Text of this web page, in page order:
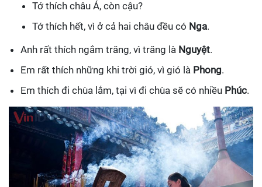
Tớ thích châu Á, còn cậu?
Tớ thích hết, vì ở cả hai châu đều có Nga.
Anh rất thích ngắm trăng, vì trăng là Nguyệt.
Em rất thích những khi trời gió, vì gió là Phong.
Em thích đi chùa lắm, tại vì đi chùa sẽ có nhiều Phúc.